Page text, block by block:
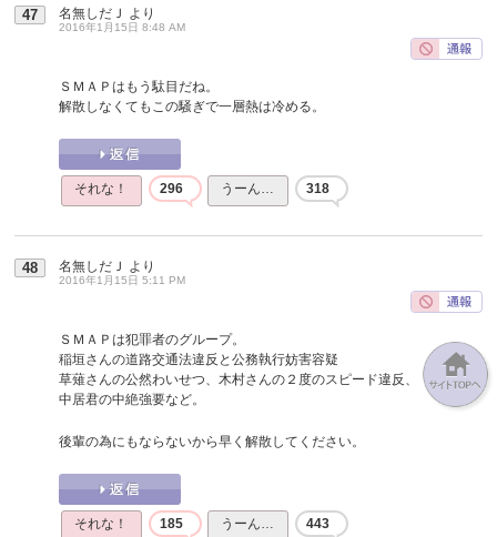
47 名無しだＪ より
2016年1月15日 8:48 AM
ＳＭＡＰはもう駄目だね。
解散しなくてもこの騒ぎで一層熱は冷める。
それな！ 296 うーん… 318
48 名無しだＪ より
2016年1月15日 5:11 PM
ＳＭＡＰは犯罪者のグループ。
稲垣さんの道路交通法違反と公務執行妨害容疑
草薙さんの公然わいせつ、木村さんの２度のスピード違反、
中居君の中絶強要など。
後輩の為にもならないから早く解散してください。
それな！ 185 うーん… 443